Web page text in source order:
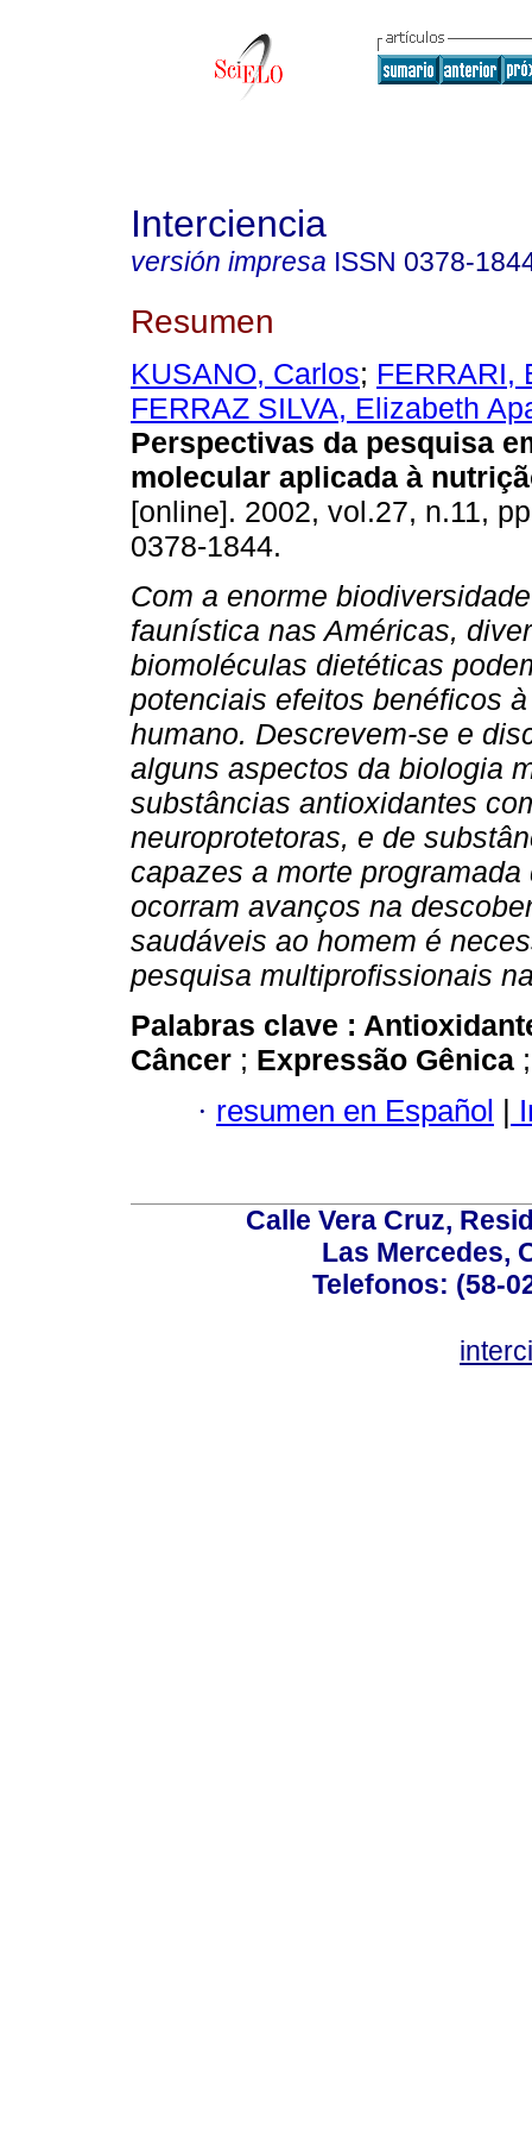
Interciencia
versión impresa ISSN 0378-
Resumen
KUSANO, Carlos; FERRARI,
FERRAZ SILVA, Elizabeth
Perspectivas da pesquisa
molecular aplicada à
[online]. 2002, vol.27, n.11,
0378-1844.
Com a enorme
faunística nas Américas,
biomoléculas dietéticas
potenciais efeitos benéficos
humano. Descrevem-se e
alguns aspectos da biologia
substâncias antioxidantes
neuroprotetoras, e de
capazes a morte
ocorram avanços na
saudáveis ao homem é
pesquisa multiprofissionais
Palabras clave :
Câncer ; Expressão Gênica
· resumen en Español |
Calle Vera Cruz,
Las Mercedes,
Telefonos: (58-